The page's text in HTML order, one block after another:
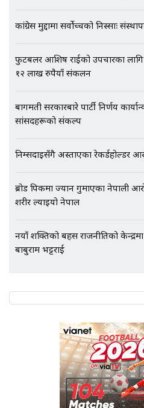
कांग्रेस मुद्दामा सर्वोच्चको निस्साः
फुटबलर आशिष राईको उपचारका
१२ लाख रुपैयाँ संकलन
बागमती सरकारबारे पार्टी निर्णय
सांसदहरूको संकल्प
निम्सदाइसँगै अस्ताएका रेकर्डहोल्डर
ब्रोड पिकमा ज्यान गुमाएका नेपाली
शरीर ल्याइयो नेपाल
नयाँ शक्तिको बहस राजनीतिको
बाबुराम भट्टराई